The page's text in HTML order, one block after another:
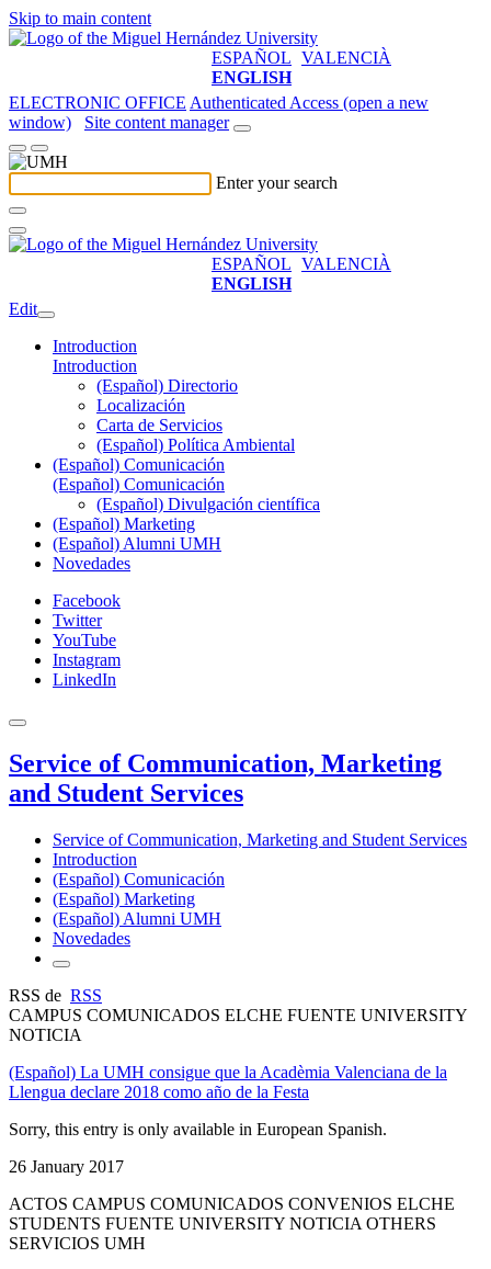
Skip to main content
ESPAÑOL VALENCIÀ
ENGLISH
ELECTRONIC OFFICE Authenticated Access (open a new
window)
Site content manager
Enter your search
ESPAÑOL VALENCIÀ
ENGLISH
Edit
Introduction
Introduction
(Español) Directorio
Localización
Carta de Servicios
(Español) Política Ambiental
(Español) Comunicación
(Español) Comunicación
(Español) Divulgación científica
(Español) Marketing
(Español) Alumni UMH
Novedades
Facebook
Twitter
YouTube
Instagram
LinkedIn
Service of Communication, Marketing
and Student Services
Service of Communication, Marketing and Student Services
Introduction
(Español) Comunicación
(Español) Marketing
(Español) Alumni UMH
Novedades
RSS de RSS
CAMPUS COMUNICADOS ELCHE FUENTE UNIVERSITY
NOTICIA
(Español) La UMH consigue que la Acadèmia Valenciana de la
Llengua declare 2018 como año de la Festa
Sorry, this entry is only available in European Spanish.
26 January 2017
ACTOS CAMPUS COMUNICADOS CONVENIOS ELCHE
STUDENTS FUENTE UNIVERSITY NOTICIA OTHERS
SERVICIOS UMH